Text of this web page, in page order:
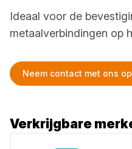
Ideaal voor de
metaalverbindingen op
Neem contact met ons op
Verkrijgbare